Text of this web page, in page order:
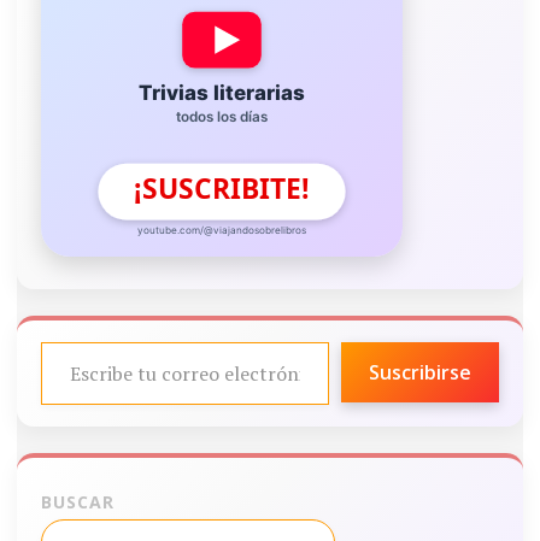
Trivias literarias
todos los días
¡SUSCRIBITE!
youtube.com/@viajandosobrelibros
ESCRIBE TU CORREO ELECTRÓNICO…
Suscribirse
BUSCAR